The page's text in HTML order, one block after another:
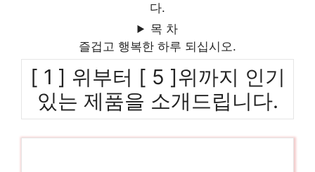
다.
목 차
즐겁고 행복한 하루 되십시오.
[ 1 ] 위부터 [ 5 ]위까지 인기
있는 제품을 소개드립니다.